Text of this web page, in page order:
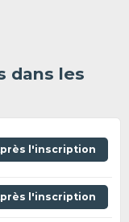
dans les
l'inscription
l'inscription